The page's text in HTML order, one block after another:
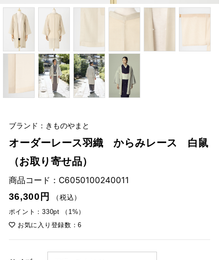
ブランド：きものやまと
オーダーレース羽織 からみレース 白鼠
（お取り寄せ品）
商品コード： C6050100240011
36,300円
（税込）
ポイント：330pt （1%）
お気に入り登録数：6